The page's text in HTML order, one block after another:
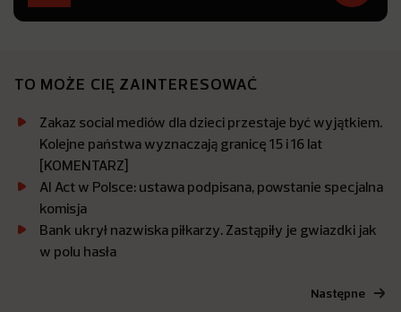
TO MOŻE CIĘ ZAINTERESOWAĆ
Zakaz social mediów dla dzieci przestaje być wyjątkiem.
Kolejne państwa wyznaczają granicę 15 i 16 lat
[KOMENTARZ]
AI Act w Polsce: ustawa podpisana, powstanie specjalna
komisja
Bank ukrył nazwiska piłkarzy. Zastąpiły je gwiazdki jak
w polu hasła
Następne